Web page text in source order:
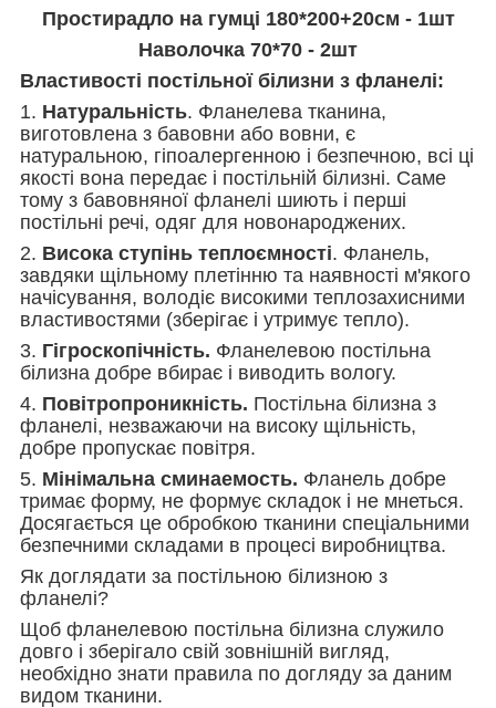
Простирадло на гумці 180*200+20см - 1шт
Наволочка 70*70 - 2шт
Властивості постільної білизни з фланелі:
1. Натуральність. Фланелева тканина,
виготовлена з бавовни або вовни, є
натуральною, гіпоалергенною і безпечною, всі ці
якості вона передає і постільній білизні. Саме
тому з бавовняної фланелі шиють і перші
постільні речі, одяг для новонароджених.
2. Висока ступінь теплоємності. Фланель,
завдяки щільному плетінню та наявності м'якого
начісування, володіє високими теплозахисними
властивостями (зберігає і утримує тепло).
3. Гігроскопічність. Фланелевою постільна
білизна добре вбирає і виводить вологу.
4. Повітропроникність. Постільна білизна з
фланелі, незважаючи на високу щільність,
добре пропускає повітря.
5. Мінімальна сминаемость. Фланель добре
тримає форму, не формує складок і не мнеться.
Досягається це обробкою тканини спеціальними
безпечними складами в процесі виробництва.
Як доглядати за постільною білизною з
фланелі?
Щоб фланелевою постільна білизна служило
довго і зберігало свій зовнішній вигляд,
необхідно знати правила по догляду за даним
видом тканини.